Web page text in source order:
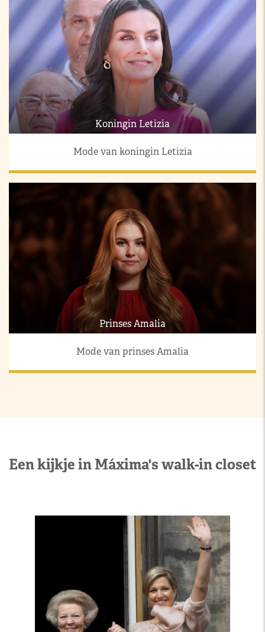
Koningin Letizia
Mode van koningin Letizia
Prinses Amalia
Mode van prinses Amalia
Een kijkje in Máxima's walk-in closet